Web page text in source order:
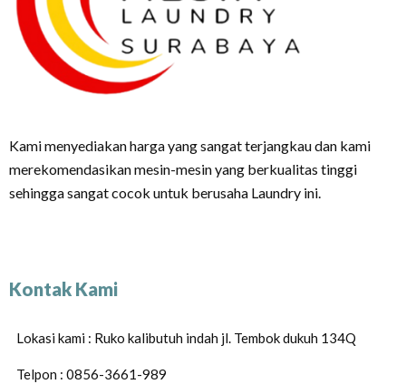
Kami menyediakan harga yang sangat terjangkau dan kami
merekomendasikan mesin-mesin yang berkualitas tinggi
sehingga sangat cocok untuk berusaha Laundry ini.
Kontak Kami
Lokasi kami : Ruko kalibutuh indah jl. Tembok dukuh 134Q
Telpon : 0856-3661-989